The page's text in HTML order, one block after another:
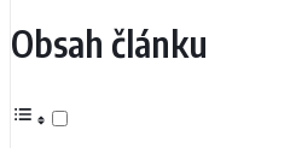
Obsah článku